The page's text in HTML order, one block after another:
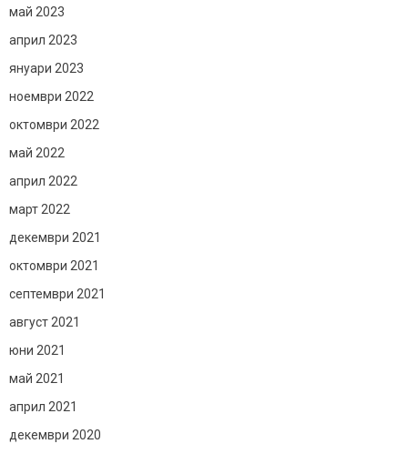
май 2023
април 2023
януари 2023
ноември 2022
октомври 2022
май 2022
април 2022
март 2022
декември 2021
октомври 2021
септември 2021
август 2021
юни 2021
май 2021
април 2021
декември 2020